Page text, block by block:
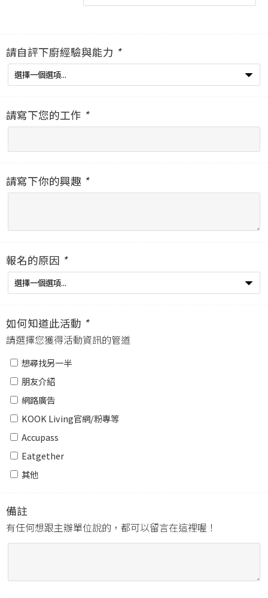
請自評下廚經驗與能力 *
請寫下您的工作 *
請寫下你的興趣 *
報名的原因 *
如何知道此活動 *
請選擇您獲得活動資訊的管道
想尋找另一半
朋友介紹
網路廣告
KOOK Living官網/粉專等
Accupass
Eatgether
其他
備註
有任何想跟主辦單位說的，都可以留言在這裡喔！